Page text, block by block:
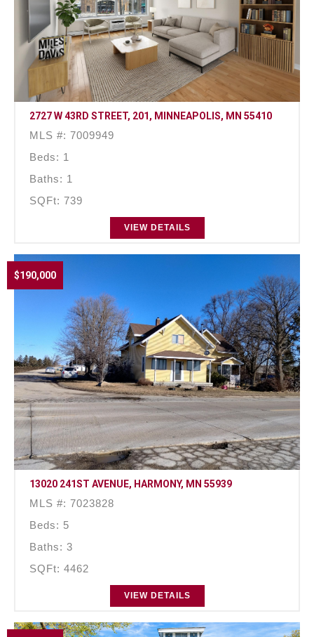
2727 W 43RD STREET, 201, MINNEAPOLIS, MN 55410
MLS #: 7009949
Beds: 1
Baths: 1
SQFt: 739
VIEW DETAILS
$190,000
13020 241ST AVENUE, HARMONY, MN 55939
MLS #: 7023828
Beds: 5
Baths: 3
SQFt: 4462
VIEW DETAILS